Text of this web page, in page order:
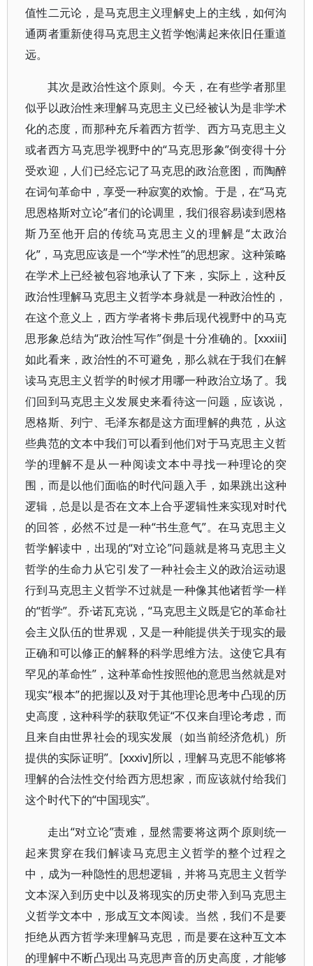
值性二元论，是马克思主义理解史上的主线，如何沟
通两者重新使得马克思主义哲学饱满起来依旧任重道
远。
其次是政治性这个原则。今天，在有些学者那里
似乎以政治性来理解马克思主义已经被认为是非学术
化的态度，而那种充斥着西方哲学、西方马克思主义
或者西方马克思学视野中的“马克思形象”倒变得十分
受欢迎，人们已经忘记了马克思的政治意图，而陶醉
在词句革命中，享受一种寂寞的欢愉。于是，在“马克
思恩格斯对立论”者们的论调里，我们很容易读到恩格
斯乃至他开启的传统马克思主义的理解是“太政治
化”，马克思应该是一个“学术性”的思想家。这种策略
在学术上已经被包容地承认了下来，实际上，这种反
政治性理解马克思主义哲学本身就是一种政治性的，
在这个意义上，西方学者将卡弗后现代视野中的马克
思形象总结为“政治性写作”倒是十分准确的。[xxxiii]
如此看来，政治性的不可避免，那么就在于我们在解
读马克思主义哲学的时候才用哪一种政治立场了。我
们回到马克思主义发展史来看待这一问题，应该说，
恩格斯、列宁、毛泽东都是这方面理解的典范，从这
些典范的文本中我们可以看到他们对于马克思主义哲
学的理解不是从一种阅读文本中寻找一种理论的突
围，而是以他们面临的时代问题入手，如果跳出这种
逻辑，总是以是否在文本上合乎逻辑性来实现对时代
的回答，必然不过是一种“书生意气”。在马克思主义
哲学解读中，出现的“对立论”问题就是将马克思主义
哲学的生命力从它引发了一种社会主义的政治运动退
行到马克思主义哲学不过就是一种像其他诸哲学一样
的“哲学”。乔·诺瓦克说，“马克思主义既是它的革命社
会主义队伍的世界观，又是一种能提供关于现实的最
正确和可以修正的解释的科学思维方法。这使它具有
罕见的革命性”，这种革命性按照他的意思当然就是对
现实“根本”的把握以及对于其他理论思考中凸现的历
史高度，这种科学的获取凭证“不仅来自理论考虑，而
且来自由世界社会的现实发展（如当前经济危机）所
提供的实际证明”。[xxxiv]所以，理解马克思不能够将
理解的合法性交付给西方思想家，而应该就付给我们
这个时代下的“中国现实”。
走出“对立论”责难，显然需要将这两个原则统一
起来贯穿在我们解读马克思主义哲学的整个过程之
中，成为一种隐性的思想逻辑，并将马克思主义哲学
文本深入到历史中以及将现实的历史带入到马克思主
义哲学文本中，形成互文本阅读。当然，我们不是要
拒绝从西方哲学来理解马克思，而是要在这种互文本
的理解中不断凸现出马克思声音的历史高度，才能够